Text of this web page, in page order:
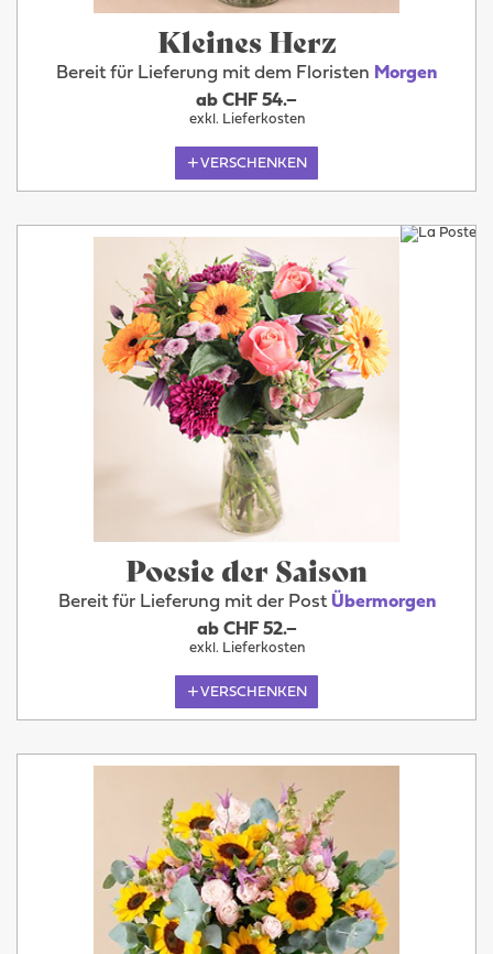
Kleines Herz
Bereit für Lieferung mit dem Floristen Morgen
ab CHF 54.–
exkl. Lieferkosten
VERSCHENKEN
Poesie der Saison
Bereit für Lieferung mit der Post Übermorgen
ab CHF 52.–
exkl. Lieferkosten
VERSCHENKEN